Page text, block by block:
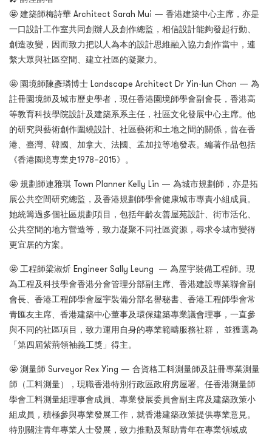
🤩 建築師梅詩華 Architect Sarah Mui — 香港建築中心主席，亦是
一口設計工作室共同創辦人及創作總監，相信設計能夠發起行動、
創造改變，因而致力把以人為本的設計思維融入協力創作當中，連
繫大眾與社區空間、建立社區的凝聚力。
🤩 園境師陳彥璘博士 Landscape Architect Dr Yin-lun Chan — 為
註冊園境師及城市歷史學者，現任香港園境師學會副會長，香港高
等教育科技學院設計及建築系系主任，社區文化發展中心主席。他
的研究與藝術創作圍繞設計、社區藝術和土地之間的關係，曾在香
港、臺灣、韓國、加拿大、法國、孟加拉等地發表。編著作品包括
《香港園境専業史1978–2015》。
🤩 規劃師連雅琪 Town Planner Kelly Lin — 為城市規劃師，亦是拓
展公共空間研究總監，及香港規劃師學會健康城市專責小組成員。
她統籌過多個社區規劃項目，包括年齡友善屋苑設計、街市活化、
公共空間的地方營造等，致力凝聚不同社區資源，尋求令城市變得
更宜居的方案。
🤩 工程師梁淑炘 Engineer Sally Leung — 為屋宇裝備工程師。現
為工程及科技學會香港分會管理分部副主席、香港建設專業聯會副
會長、香港工程師學會屋宇裝備分部名譽秘書、香港工程師學會常
青匯友主席、香港建築中心董事及環保建築專業議會理事，一直參
與不同的社區項目，致力運用自身的專業範疇服務社群， 並獲選為
「第四屆紫荊領袖義工獎」得主。
🤩 測量師 Surveyor Rex Ying — 合資格工料測量師及註冊專業測量
師（工料測量），現職香港特別行政區政府房屋署。任香港測量師
學會工料測量組理事會成員、專業發展委員會副主席及建築政策小
組成員，積極參與專業發展工作，就香港建築政策提供專業意見。
特別關注青年專業人士發展，致力推動及幫助青年在專業領域成